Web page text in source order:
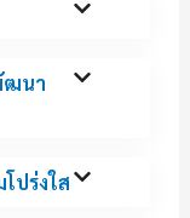
ฒนา
ปร่งใส